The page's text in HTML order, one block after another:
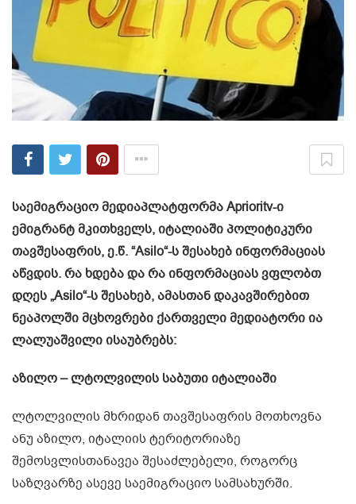
საემიგრაციო მედიაპლატფორმა Aprioritv-ი
ემიგრანტ მკითხველს, იტალიაში პოლიტიკური
თავშესაფრის, ე.წ. “Asilo“-ს შესახებ ინფორმაციას
აწვდის. რა ხდება და რა ინფორმაციას ვფლობთ
დღეს „Asilo“-ს შესახებ, ამასთან დაკავშირებით
ნეაპოლში მცხოვრები ქართველი მედიატორი ია
ლალუაშვილი ისაუბრებს:
აზილო – ლტოლვილის საბუთი იტალიაში
ლტოლვილის მხრიდან თავშესაფრის მოთხოვნა
ანუ აზილო, იტალიის ტერიტორიაზე
შემოსვლისთანავეა შესაძლებელი, როგორც
საზღვარზე ასევე საემიგრაციო სამსახურში.